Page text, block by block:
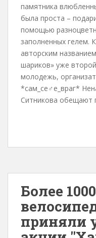
памятника
была проста –
помощью
заполненных гелем.
авторским
шариков» уже
молодежь,
*сам_се♂е_враг*
Ситникова обещают
Более 1000
приняли